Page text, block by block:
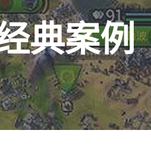
典案例